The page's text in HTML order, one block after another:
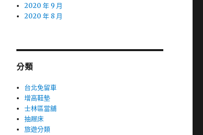
2020 年 9 月
2020 年 8 月
分類
台北免留車
增高鞋墊
士林區當舖
抽屜床
旅遊分類